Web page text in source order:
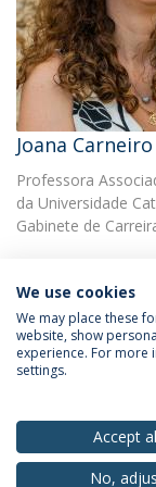
Joana
Professora
da Universidade
Gabinete de
Política de
We use cookies
We may place these
website, show
experience. For more
settings.
Accept
No,